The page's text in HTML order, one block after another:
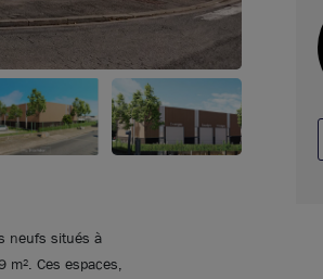
neufs situés à
Ces espaces,